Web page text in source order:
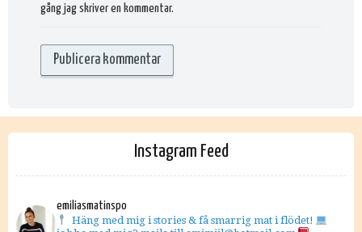
gång jag skriver en kommentar.
Instagram Feed
emiliasmatinspo
Häng med mig i stories & få smarrig mat i flödet!